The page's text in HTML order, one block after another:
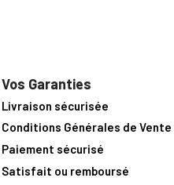
Vos Garanties
Livraison sécurisée
Conditions Générales de Vente
Paiement sécurisé
Satisfait ou remboursé